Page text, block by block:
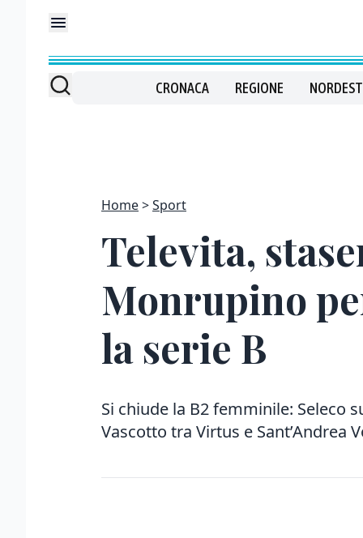
CRONACA REGIONE NORDEST
Home Sport
Televita,
Monrupino
la serie B
Si chiude la B2 femminile: Seleco
Vascotto tra Virtus e Sant’Andrea